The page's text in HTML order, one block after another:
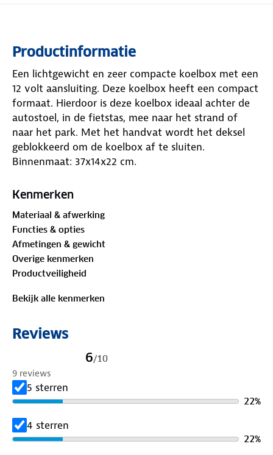
Productinformatie
Een lichtgewicht en zeer compacte koelbox met een
12 volt aansluiting. Deze koelbox heeft een compact
formaat. Hierdoor is deze koelbox ideaal achter de
autostoel, in de fietstas, mee naar het strand of
naar het park. Met het handvat wordt het deksel
geblokkeerd om de koelbox af te sluiten.
Binnenmaat: 37x14x22 cm.
Kenmerken
Materiaal & afwerking
Functies & opties
Afmetingen & gewicht
Overige kenmerken
Productveiligheid
Bekijk alle kenmerken
Reviews
6/10
9 reviews
5 sterren
22%
4 sterren
22%